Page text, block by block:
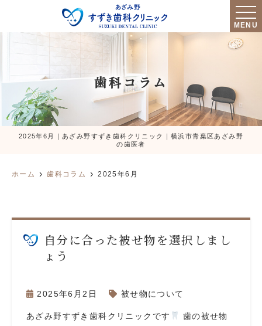
MENU
歯科コラム
2025年6月｜あざみ野すずき歯科クリニック｜横浜市青葉区あざみ野
の歯医者
ホーム 歯科コラム 2025年6月
自分に合った被せ物を選択しまし
ょう
2025年6月2日 被せ物について
あざみ野すずき歯科クリニックです
歯の被せ物